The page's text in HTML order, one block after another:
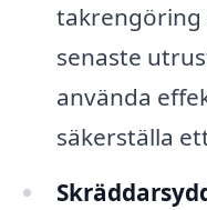
takrengöring
senaste
använda
säkerställa